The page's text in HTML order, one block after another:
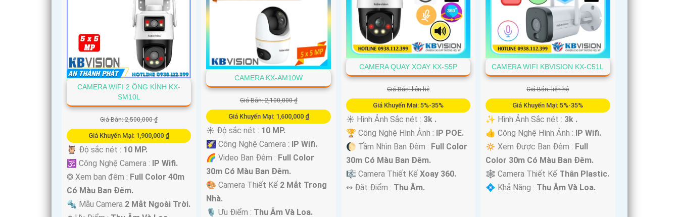
CAMERA WIFI 2 ỐNG KÍNH KX-
SM10L
Giá Bán: 2,500,000 ₫
Giá Khuyến Mại: 1,900,000 ₫
🦉 Độ sắc nét : 10 MP.
🕉️ Công Nghệ Camera : IP Wifi.
❂ Xem ban đêm : Full Color 40m
Có Màu Ban Ðêm.
🔩 Mẫu Camera 2 Mắt Ngoài Trời.
CAMERA KX-AM10W
Giá Bán: 2,100,000 ₫
Giá Khuyến Mại: 1,600,000 ₫
☀️ Độ sắc nét : 10 MP.
🌠 Công Nghệ Camera : IP Wifi.
🌈 Video Ban Đêm : Full Color
30m Có Màu Ban Ðêm.
🎨 Camera Thiết Kế 2 Mắt Trong
Nhà.
️🎙 Ưu Điểm : Thu Âm Và Loa.
CAMERA QUAY XOAY KX-S5P
Giá Bán: liên hệ
Giá Khuyến Mại: 5%-35%
☀️ Hình Ảnh Sắc nét : 3k .
🏆 Công Nghệ Hình Ảnh : IP POE.
🌔 Tầm Nhìn Ban Đêm : Full Color
30m Có Màu Ban Ðêm.
🎼️ Camera Thiết Kế Xoay 360.
️↭ Đặt Điểm : Thu Âm.
CAMERA WIFI KBVISION KX-C51L
Giá Bán: liên hệ
Giá Khuyến Mại: 5%-35%
✨ Hình Ảnh Sắc nét : 3k .
👍 Công Nghệ Hình Ảnh : IP Wifi.
🔅 Xem Được Ban Đêm : Full
Color 30m Có Màu Ban Ðêm.
🕸️ Camera Thiết Kế Thân Plastic.
️💠 Khả Năng : Thu Âm Và Loa.